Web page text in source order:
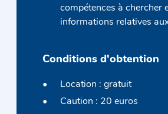
compétences à chercher
informations relatives
Conditions d'obtention
Location : gratuit
Caution : 20 euros